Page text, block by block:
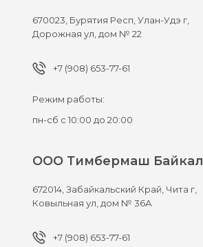
670023, Бурятия Респ, Улан-Удэ г,
Дорожная ул, дом № 22
+7 (908) 653-77-61
Режим работы:
пн-сб с 10:00 до 20:00
ООО Тимбермаш Байкал
672014,Забайкальский Край, Чита г,
Ковыльная ул, дом № 36А
+7 (908) 653-77-61